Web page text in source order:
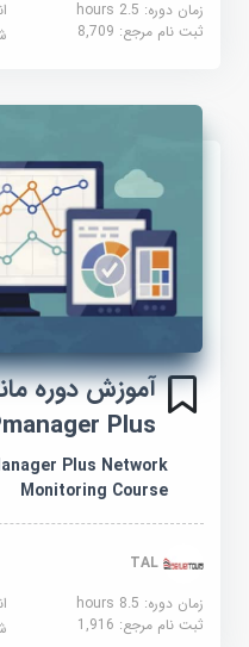
زمان دوره: 2.5 hours
ثبت نام مرجع:8,709
آموزش دوره
Plus
Plus Network
Monitoring Course
TAL
زمان دوره: 8.5 hours
ثبت نام مرجع:1,916